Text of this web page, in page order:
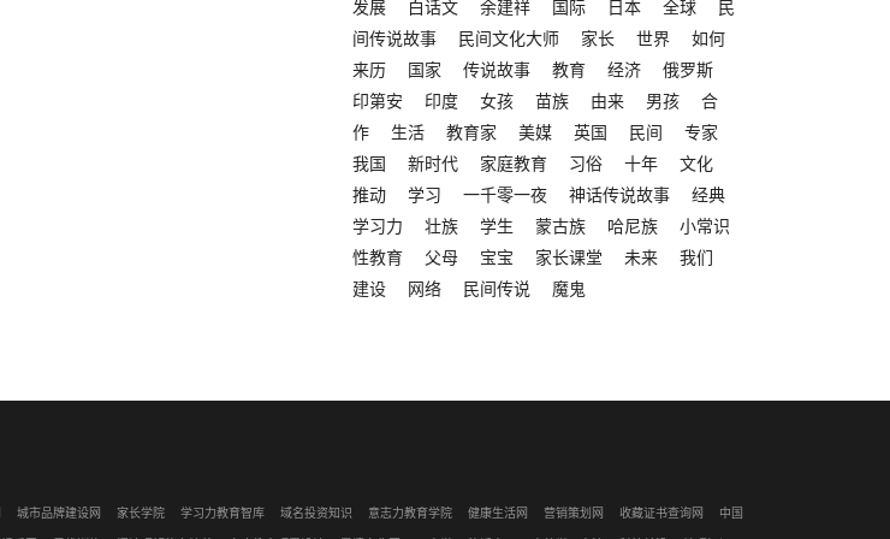
发展 白话文 余建祥 国际 日本 全球
民
间传说故事
民间文化大师 家长 世界
如何
来历
国家 传说故事 教育 经济
俄罗斯
印第安
印度 女孩 苗族 由来 男孩
合
作
生活 教育家 美媒 英国 民间
专家
我国
新时代 家庭教育 习俗 十年
文化
推动
学习 一千零一夜 神话传说故事
经典
学习力
壮族 学生 蒙古族 哈尼族
小常识
性教育
父母 宝宝 家长课堂 未来
我们
建设
网络 民间传说 魔鬼
城市品牌建设网 家长学院 学习力教育智库 域名投资知识 意志力教育学院 健康生活网 营销策划网 收藏证书查询网 中国